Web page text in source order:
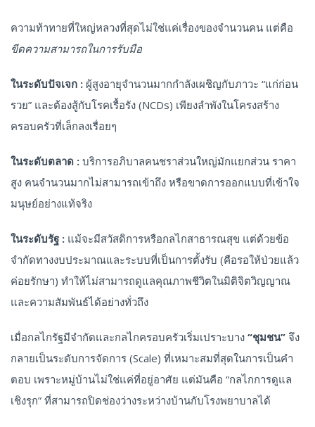
ความท้าทายที่ใหญ่หลวงที่สุดไม่ใช่แค่เรื่องของจำนวนคน แต่คือ
ขีดความสามารถในการรับมือ
ในระดับปัจเจก : ผู้สูงอายุจำนวนมากกำลังเผชิญกับภาวะ “แก่ก่อน
รวย” และต้องสู้กับโรคเรื้อรัง (NCDs) เพียงลำพังในโครงสร้าง
ครอบครัวที่เล็กลงเรื่อยๆ
ในระดับตลาด : บริการอภิบาลคนชราส่วนใหญ่มักแยกส่วน ราคา
สูง คนจำนวนมากไม่สามารถเข้าถึง หรือขาดการออกแบบที่เข้าใจ
มนุษย์อย่างแท้จริง
ในระดับรัฐ : แม้จะมีสวัสดิการหรือกลไกสาธารณสุข แต่ด้วยข้อ
จำกัดทางงบประมาณและระบบที่เป็นการตั้งรับ (คือรอให้ป่วยแล้ว
ค่อยรักษา) ทำให้ไม่สามารถดูแลคุณภาพชีวิตในมิติจิตวิญญาณ
และความสัมพันธ์ได้อย่างทั่วถึง
เมื่อกลไกรัฐมีจำกัดและกลไกครอบครัวเริ่มเปราะบาง “ชุมชน” จึง
กลายเป็นระดับการจัดการ (Scale) ที่เหมาะสมที่สุดในการเป็นคำ
ตอบ เพราะหมู่บ้านไม่ใช่แค่ที่อยู่อาศัย แต่มันคือ “กลไกการดูแล
เชิงรุก” ที่สามารถปิดช่องว่างระหว่างบ้านกับโรงพยาบาลได้